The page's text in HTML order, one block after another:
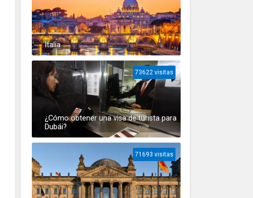
Italia
¿Cómo obtener una visa de turista para
Dubái?
73622 visitas
71693 visitas